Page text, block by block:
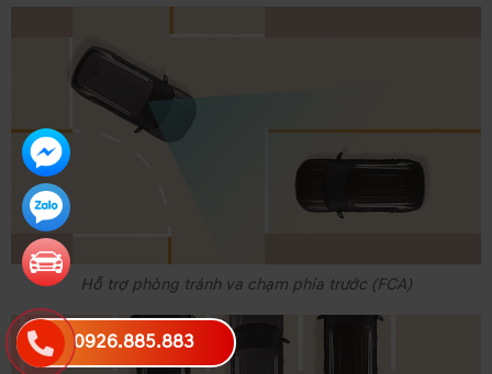
Hỗ trợ phòng tránh va chạm phía trước (FCA)
0926.885.883